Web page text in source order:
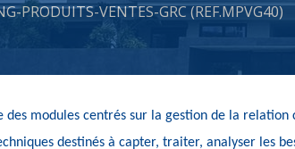
PRODUITS-VENTES-GRC (REF.MPVG40)
des modules centrés sur la gestion de la
destinés à capter, traiter, analyser les